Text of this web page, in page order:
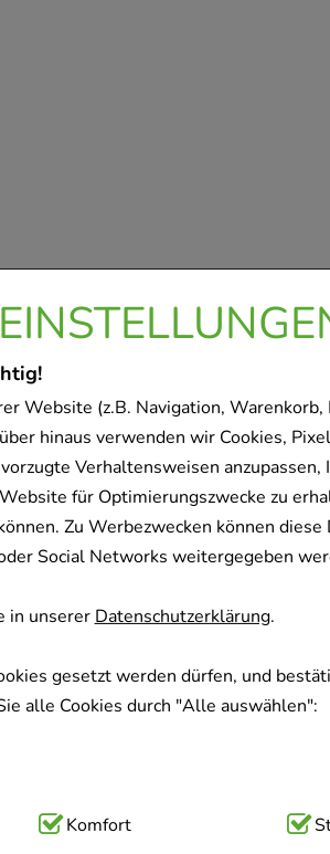
Website (z.B. Navigation, Warenkorb,
hinaus verwenden wir Cookies,
Verhaltensweisen anzupassen,
für Optimierungszwecke zu
Zu Werbezwecken können diese
Social Networks weitergegeben
in unsererDatenschutzerklärung.
gesetzt werden dürfen, und
alle Cookies durch "Alle auswählen":
sich um Cookies, die für die
Komfort